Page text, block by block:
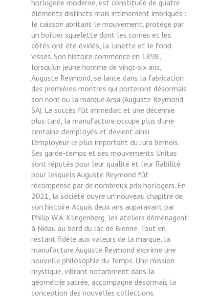
horlogerie moderne, est constituée de quatre
éléments distincts mais intimement imbriqués :
le caisson abritant le mouvement, protégé par
un boîtier squelette dont les cornes et les
côtés ont été évidés, la lunette et le fond
vissés. Son histoire commence en 1898,
lorsqu’un jeune homme de vingt-six ans,
Auguste Reymond, se lance dans la fabrication
des premières montres qui porteront désormais
son nom ou la marque Arsa (Auguste Reymond
SA). Le succès fût immédiat et une décennie
plus tard, la manufacture occupe plus d’une
centaine d’employés et devient ainsi
l’employeur le plus important du Jura bernois.
Ses garde-temps et ses mouvements Unitas
sont réputés pour leur qualité et leur fiabilité
pour lesquels Auguste Reymond fût
récompensé par de nombreux prix horlogers. En
2021, la société ouvre un nouveau chapitre de
son histoire. Acquis deux ans auparavant par
Philip W.A. Klingenberg, les ateliers déménagent
à Nidau au bord du lac de Bienne. Tout en
restant fidèle aux valeurs de la marque, la
manufacture Auguste Reymond exprime une
nouvelle philosophie du Temps. Une mission
mystique, vibrant notamment dans la
géométrie sacrée, accompagne désormais la
conception des nouvelles collections.